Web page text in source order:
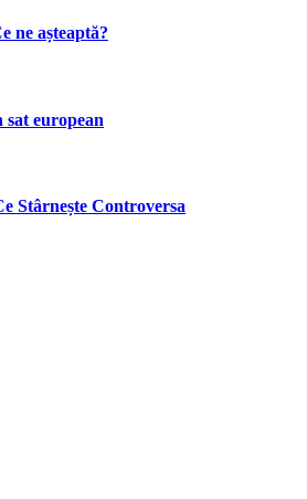
ne așteaptă?
sat european
Stârnește Controversa